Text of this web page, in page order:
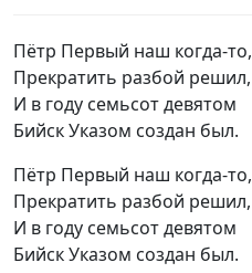
Пётр Первый наш когда-то,
Прекратить разбой решил,
И в году семьсот девятом
Бийск Указом создан был.
Пётр Первый наш когда-то,
Прекратить разбой решил,
И в году семьсот девятом
Бийск Указом создан был.